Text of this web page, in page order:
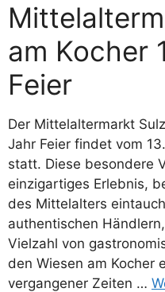
am Kocher
Feier
Der Mittelaltermarkt
Jahr Feier findet vom
statt. Diese besondere
einzigartiges Erlebnis,
des Mittelalters
authentischen
Vielzahl von
den Wiesen am Kocher
vergangener Zeiten …